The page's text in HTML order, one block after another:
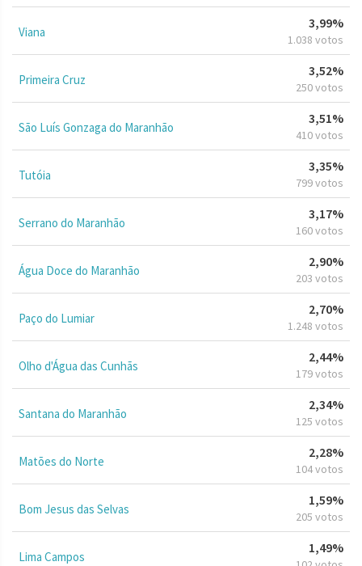
Viana
3,99%
1.038 votos
Primeira Cruz
3,52%
250 votos
São Luís Gonzaga do Maranhão
3,51%
410 votos
Tutóia
3,35%
799 votos
Serrano do Maranhão
3,17%
160 votos
Água Doce do Maranhão
2,90%
203 votos
Paço do Lumiar
2,70%
1.248 votos
Olho d'Água das Cunhãs
2,44%
179 votos
Santana do Maranhão
2,34%
125 votos
Matões do Norte
2,28%
104 votos
Bom Jesus das Selvas
1,59%
205 votos
Lima Campos
1,49%